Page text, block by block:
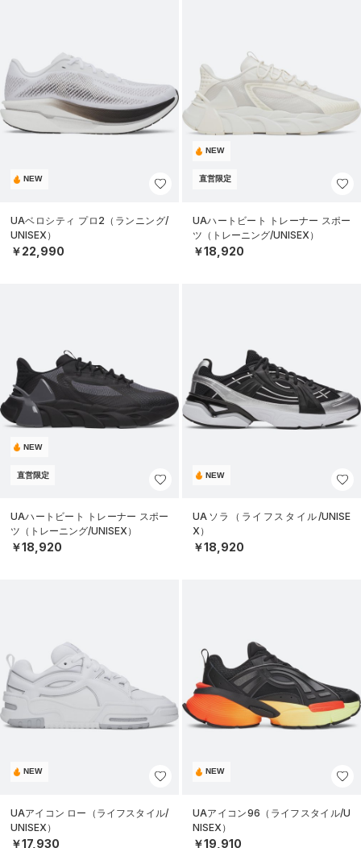
NEW
UAベロシティ プロ2（ランニング/
UNISEX）
￥22,990
NEW
直営限定
UAハートビート トレーナー スポー
ツ（トレーニング/UNISEX）
￥18,920
NEW
直営限定
UAハートビート トレーナー スポー
ツ（トレーニング/UNISEX）
￥18,920
NEW
UAソラ（ライフスタイル/UNISE
X）
￥18,920
NEW
UAアイコン ロー（ライフスタイル/
UNISEX）
￥17,930
NEW
UAアイコン96（ライフスタイル/U
NISEX）
￥19,910